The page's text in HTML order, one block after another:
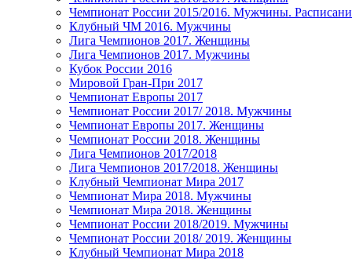
Чемпионат России 2015/2016. Мужчины.
Клубный ЧМ 2016. Мужчины
Лига Чемпионов 2017. Женщины
Лига Чемпионов 2017. Мужчины
Кубок России 2016
Мировой Гран-При 2017
Чемпионат Европы 2017
Чемпионат России 2017/ 2018. Мужчины
Чемпионат Европы 2017. Женщины
Чемпионат России 2018. Женщины
Лига Чемпионов 2017/2018
Лига Чемпионов 2017/2018. Женщины
Клубный Чемпионат Мира 2017
Чемпионат Мира 2018. Мужчины
Чемпионат Мира 2018. Женщины
Чемпионат России 2018/2019. Мужчины
Чемпионат России 2018/ 2019. Женщины
Клубный Чемпионат Мира 2018